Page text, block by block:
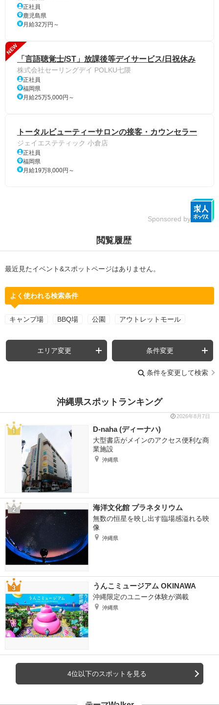
正社員
鹿児島県
月給32万円～
NEW
「言語聴覚士/ST」放課後等デイサービス/日祝休み
株式会社セーリングデイ POLKU七隈
正社員
福岡県
月給25万5,000円～
トータルビューティーサロンの接客・カウンセラー
ジェイエステティック 小倉店
正社員
福岡県
月給19万8,000円～
Sponsored by
閲覧履歴
最近見たイベント&スポットページはありません。
よく使われる検索条件
キャンプ場 BBQ場 公園 アウトレットモール
エリア変更 条件変更
条件を変更して検索
沖縄県スポットランキング
2026年8月7日
D-naha (ディーナハ)
大型書店がメインのアクセス便利な商
業施設
沖縄県
海洋文化館 プラネタリウム
無数の恒星を映し出す臨場感溢れる映
像
沖縄県
うんこミュージアム OKINAWA
沖縄限定のユニーク体験が満載
沖縄県
4位以下のスポットを見る